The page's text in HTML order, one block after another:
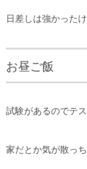
日差しは強かった
お昼ご飯
試験があるのでテ
家だとか気が散っち